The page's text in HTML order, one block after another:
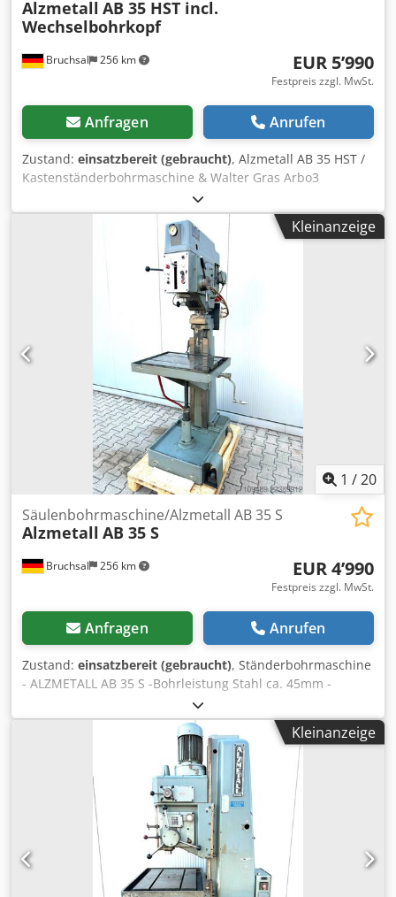
Bruchsal 256 km
Alzmetall AB 35 HST incl.
Wechselbohrkopf
EUR 5’990
Festpreis zzgl. MwSt.
Anfragen Anrufen
Zustand: einsatzbereit (gebraucht), Alzmetall AB 35 HST /
Kastenständerbohrmaschine & Walter Gras Arbo3
Wechselkopf -Bohrleistung / Stahl ca. 40mm -Bohrleistung
/ Guss ca. 45mm -Gewindeschneiden Max. M25 Dksdpfx
Aozn Unvon Esr -Spindelaufnahme MK 4 -Spindelhub
180mm -Drehzahlbereich (STUFENLOS) 65 - 1750 U/min -
Umschaltbarer Drehzahlbereich 130-480 / 480-1750 U/min
-Automatische Vorschübe 0,1-0,2-0,3mm/U -Bohrtiefe über
Tiefenskala einstellbar -Drehzahlanzeige -Rechts /
Linkslauf -Schwenkbarer Bohrkopf mit Werkzeug -
Höhenverstellbarer Arbeitstisch mittels Handkurbel -
Kühlmitteleinrichtung -Not / Aus -Arbeitsleuchte Abmaße:
LxBxH 1x0,8x2,1 Meter / Gewicht ca. 1200KG Irrtümer /
Eingabefehler vorbehalten
Kleinanzeige
1 /20
Bruchsal 256 km
Säulenbohrmaschine/Alzmetall AB 35 S
Alzmetall AB 35 S
EUR 4’990
Festpreis zzgl. MwSt.
Anfragen Anrufen
Zustand: einsatzbereit (gebraucht), Ständerbohrmaschine
- ALZMETALL AB 35 S -Bohrleistung Stahl ca. 45mm -
Bohrleistung Guss ca. 48mm -Spindelaufnahme MK 4 -
Ausladung ca. 350mm -Bohrhub ca. 180mm -
Spindeldrehzahlen / 2-Stufen / 65 - 1450 U/min
(STUFENLOS) -Automatische Vorschübe 0,1-0,2-0,3-
0,4mm/U -Bohrtiefenanschlag -Tischaufspannfläche ca.
600x460mm -Tischverstellung ca. 600mm -Tisch
höhenverstellbar über Kurbel -Säulendurchmesser ca.
200mm -Motorleistung ca. 3,5 KW -Kühlmitteleinrichtung -
Arbeitsleuchte Dksdpfxjznlf Es An Esr -Drehzahlanzeige
Abmaße: LxBxH 1,1x0,7x2,1 Meter / Gewicht ca. 1200Kg
Irrtümer / Eingabefehler vorbehalten
Kleinanzeige